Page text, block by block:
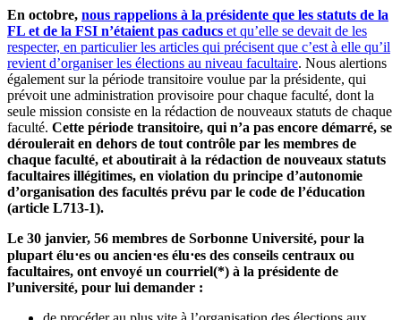
En octobre, nous rappelions à la présidente que les statuts de la
FL et de la FSI n’étaient pas caducs et qu’elle se devait de les
respecter, en particulier les articles qui précisent que c’est à elle qu’il
revient d’organiser les élections au niveau facultaire. Nous alertions
également sur la période transitoire voulue par la présidente, qui
prévoit une administration provisoire pour chaque faculté, dont la
seule mission consiste en la rédaction de nouveaux statuts de chaque
faculté. Cette période transitoire, qui n’a pas encore démarré, se
déroulerait en dehors de tout contrôle par les membres de
chaque faculté, et aboutirait à la rédaction de nouveaux statuts
facultaires illégitimes, en violation du principe d’autonomie
d’organisation des facultés prévu par le code de l’éducation
(article L713-1).
Le 30 janvier, 56 membres de Sorbonne Université, pour la
plupart élu⋅es ou ancien⋅es élu⋅es des conseils centraux ou
facultaires, ont envoyé un courriel(*) à la présidente de
l’université, pour lui demander :